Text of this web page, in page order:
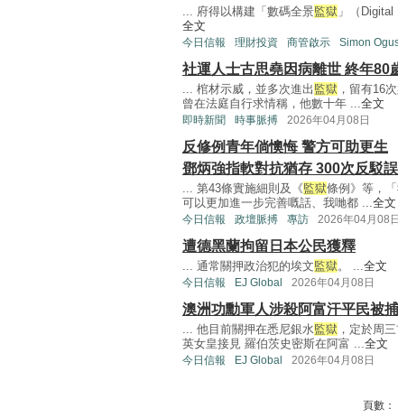
... 府得以構建「數碼全景監獄 」（
全文
今日信報 理財投資 商管啟示 Simon
社運人士古思堯因病離世 終年80
... 棺材示威，並多次進出 監獄 ，留有16
曾在法庭自行求情稱，他數十年 ...全文
即時新聞 時事脈搏 2026年04月08日
反修例青年倘懊悔 警方可助更生
鄧炳強指軟對抗猶存 300次反駁
... 第43條實施細則及《監獄條例》等，
可以更加進一步完善嘅話、我哋都 ...全文
今日信報 政壇脈搏 專訪 2026年04月08日
遭德黑蘭拘留日本公民獲釋
... 通常關押政治犯的埃文監獄。 ...全文
今日信報 EJ Global 2026年04月08日
澳洲功勳軍人涉殺阿富汗平民被捕
... 他目前關押在悉尼銀水監獄 ，定於周
英女皇接見 羅伯茨史密斯在阿富 ...全文
今日信報 EJ Global 2026年04月08日
頁數：